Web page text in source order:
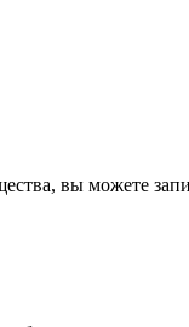
вы можете